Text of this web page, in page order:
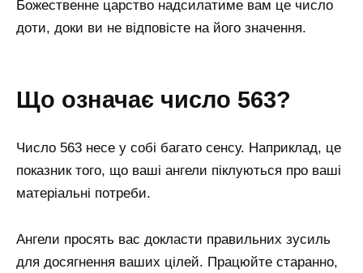
Божественне царство надсилатиме вам це число
доти, доки ви не відповісте на його значення.
Що означає число 563?
Число 563 несе у собі багато сенсу. Наприклад, це
показник того, що ваші ангели піклуються про ваші
матеріальні потреби.
Ангели просять вас докласти правильних зусиль
для досягнення ваших цілей. Працюйте старанно,